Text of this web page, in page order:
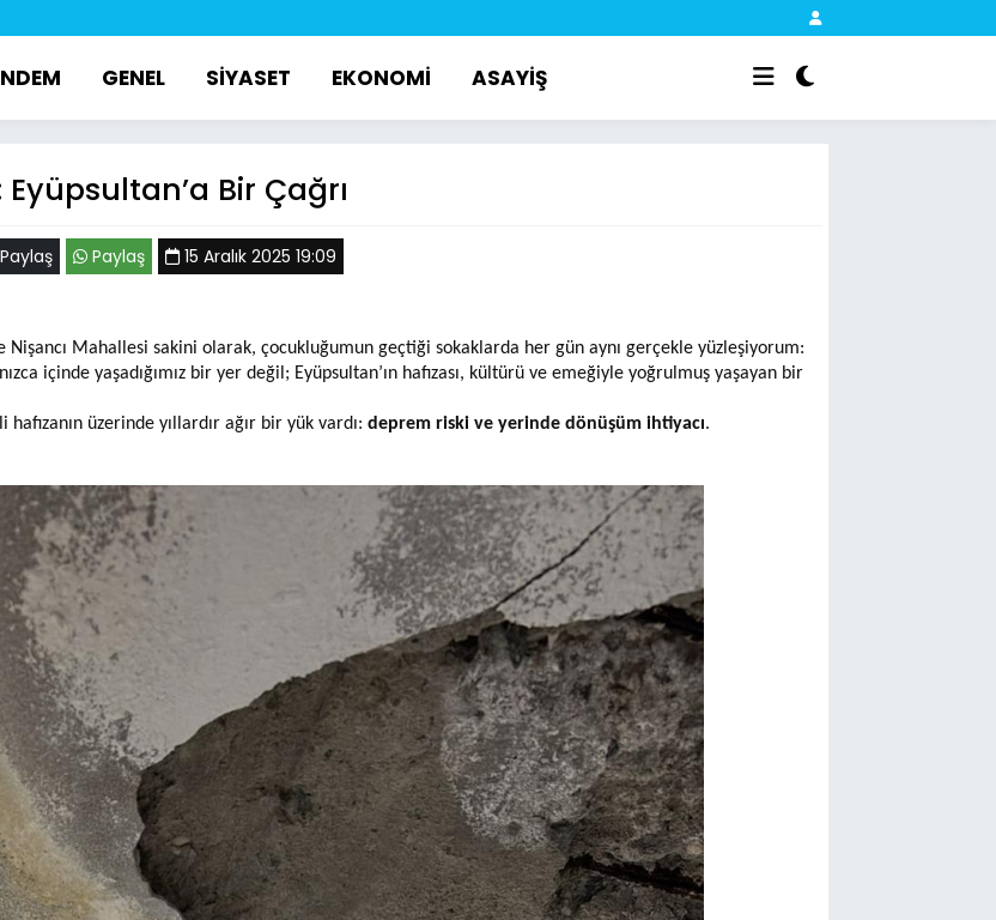
GENEL SİYASET EKONOMİ ASAYİŞ
Bir Çağrı
Paylaş Paylaş 15 Aralık 2025 19:09
Nişancı Mahallesi sakini olarak, çocukluğumun geçtiği sokaklarda her gün aynı gerçekle yüzleşiyorum:
içinde yaşadığımız bir yer değil; Eyüpsultan’ın hafızası, kültürü ve emeğiyle yoğrulmuş yaşayan bir
hafızanın üzerinde yıllardır ağır bir yük vardı: deprem riski ve yerinde dönüşüm ihtiyacı.